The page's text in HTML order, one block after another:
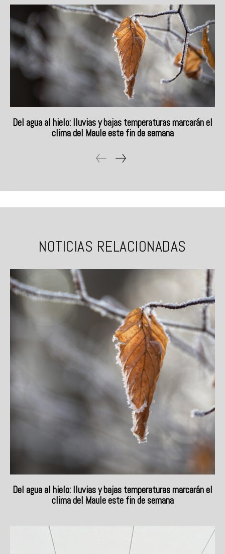
Del agua al hielo: lluvias y bajas temperaturas marcarán el
clima del Maule este fin de semana
NOTICIAS RELACIONADAS
Del agua al hielo: lluvias y bajas temperaturas marcarán el
clima del Maule este fin de semana